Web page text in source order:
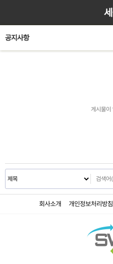
공지사항
게시물이
회사소개 개인정보처리방침